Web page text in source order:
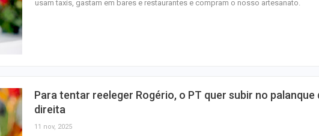
usam taxis, gastam em bares e restaurantes e compram o nosso artesanato.
Para tentar reeleger Rogério, o PT quer subir no palanque
direita
11 nov, 2025